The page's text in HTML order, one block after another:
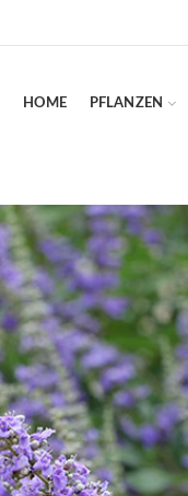
HOME PFLANZEN